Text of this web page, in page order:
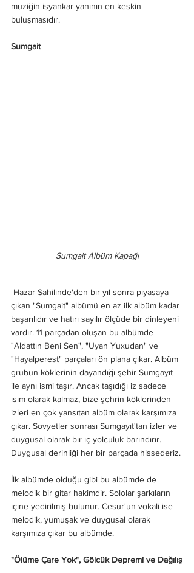
müziğin isyankar yanının en keskin
buluşmasıdır.
Sumgait
Sumgait Albüm Kapağı
Hazar Sahilinde'den bir yıl sonra piyasaya
çıkan "Sumgait" albümü en az ilk albüm kadar
başarılıdır ve hatırı sayılır ölçüde bir dinleyeni
vardır. 11 parçadan oluşan bu albümde
"Aldattın Beni Sen", "Uyan Yuxudan" ve
"Hayalperest" parçaları ön plana çıkar. Albüm
grubun köklerinin dayandığı şehir Sumgayıt
ile aynı ismi taşır. Ancak taşıdığı iz sadece
isim olarak kalmaz, bize şehrin köklerinden
izleri en çok yansıtan albüm olarak karşımıza
çıkar. Sovyetler sonrası Sumgayıt'tan izler ve
duygusal olarak bir iç yolculuk barındırır.
Duygusal derinliği her bir parçada hissederiz.
İlk albümde olduğu gibi bu albümde de
melodik bir gitar hakimdir. Sololar şarkıların
içine yedirilmiş bulunur. Cesur'un vokali ise
melodik, yumuşak ve duygusal olarak
karşımıza çıkar bu albümde.
"Ölüme Çare Yok", Gölcük Depremi ve Dağılış